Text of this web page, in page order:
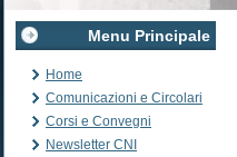
Menu Principale
Home
Comunicazioni e Circolari
Corsi e Convegni
Newsletter CNI